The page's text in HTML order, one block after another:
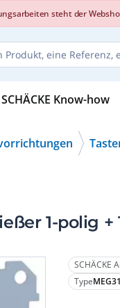
steht der
SCHÄCKE Know-how
1-polig +
SCHÄCKE
Type